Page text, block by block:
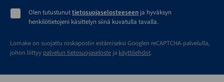
Olen tutustunuttietosuojaselosteeseen ja hyväksyn
henkilötietojeni käsittelyn siinä kuvatulla tavalla.
Lomake on suojattu roskapostin estämiseksi Googlen reCAPTCHA-palvelulla,
johon liittyy palvelun tietosuojaseloste ja käyttöehdot.